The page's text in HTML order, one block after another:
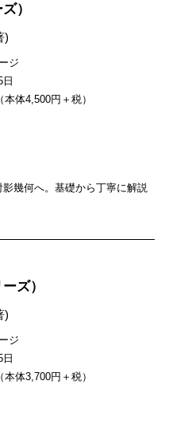
）
)
ジ
日
体4,500円＋税）
幾何へ。基礎から丁寧に解説
ズ）
)
ジ
体3,700円＋税）